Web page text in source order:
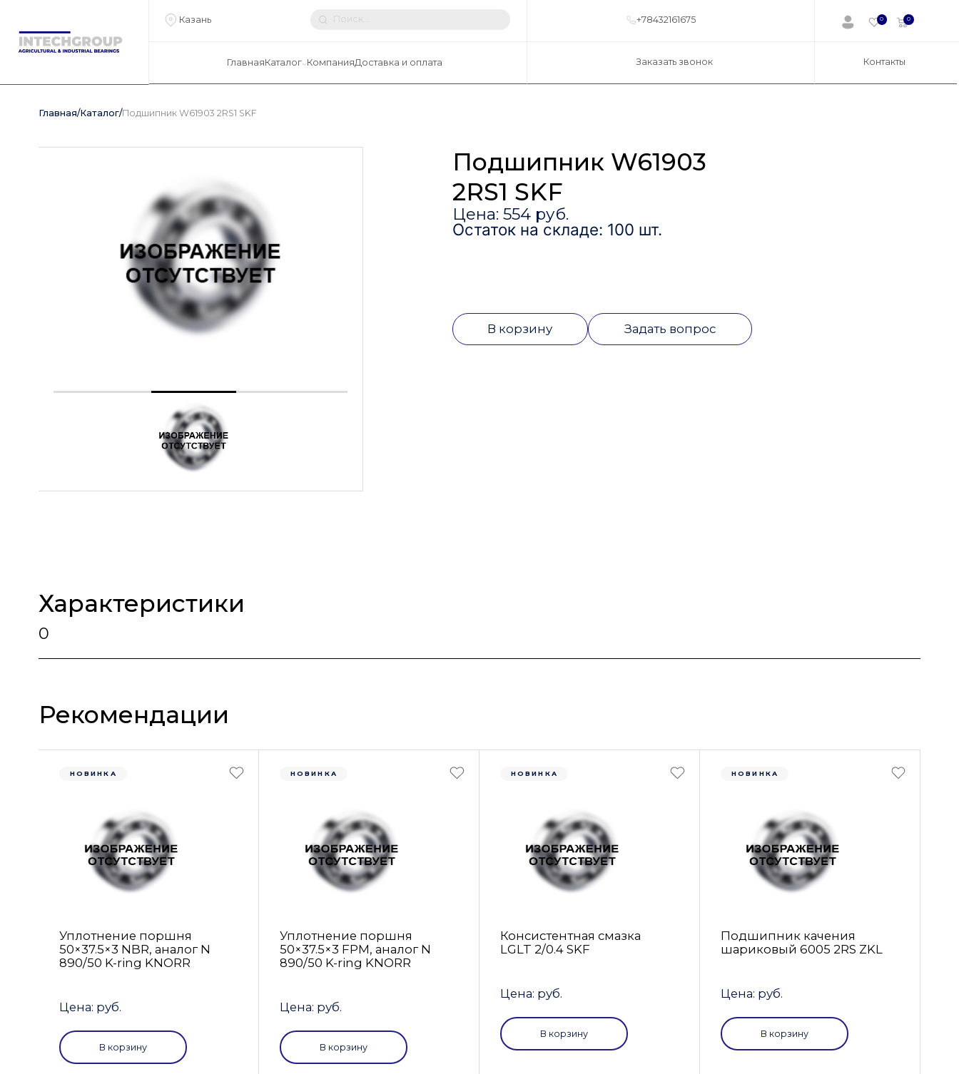
Казань +78432161675 0 0
ГлавнаяКаталог КомпанияДоставка и оплата Заказать звонок Контакты
Главная/Каталог/Подшипник W61903 2RS1 SKF
Подшипник W61903
2RS1 SKF
Цена: 554 руб.
Остаток на складе: 100 шт.
В корзину Задать вопрос
Характеристики
0
Рекомендации
НОВИНКА
Уплотнение поршня
50×37.5×3 NBR, аналог N
890/50 K-ring KNORR
Цена: руб.
В корзину
НОВИНКА
Уплотнение поршня
50×37.5×3 FРM, аналог N
890/50 K-ring KNORR
Цена: руб.
В корзину
НОВИНКА
Консистентная смазка
LGLT 2/0.4 SKF
Цена: руб.
В корзину
НОВИНКА
Подшипник качения
шариковый 6005 2RS ZKL
Цена: руб.
В корзину